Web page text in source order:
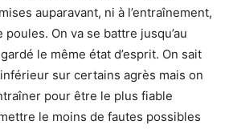
auparavant, ni à l’entraînement,
On va se battre jusqu’au
le même état d’esprit. On sait
sur certains agrès mais on
pour être le plus fiable
le moins de fautes possibles